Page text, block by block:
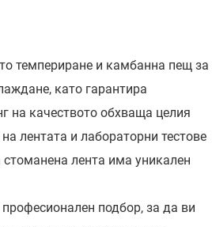
темпериране и камбанна пещ за
като гарантира
на качеството обхваща целия
лентата и лабораторни тестове
стоманена лента има уникален
подбор, за да ви